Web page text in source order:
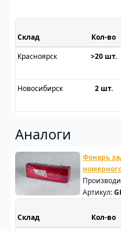
Склад
Красноярск
>20 шт.
Новосибирск
2 шт.
Аналоги
Фонарь
Артикул:
Склад